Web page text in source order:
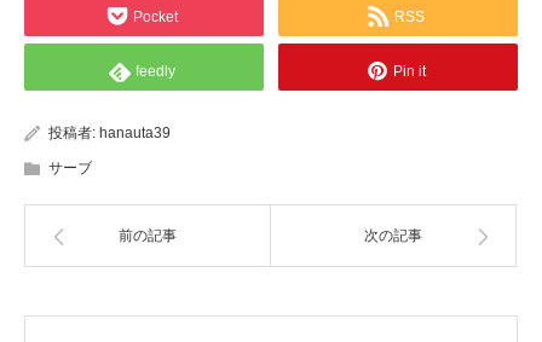
Pocket RSS
feedly Pin it
投稿者: hanauta39
サーブ
前の記事 次の記事